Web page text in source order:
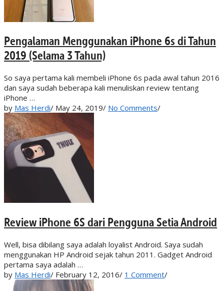
Pengalaman Menggunakan iPhone 6s di Tahun
2019 (Selama 3 Tahun)
So saya pertama kali membeli iPhone 6s pada awal tahun 2016
dan saya sudah beberapa kali menuliskan review tentang
iPhone …
by Mas Herdi/ May 24, 2019/ No Comments/
Review iPhone 6S dari Pengguna Setia Android
Well, bisa dibilang saya adalah loyalist Android. Saya sudah
menggunakan HP Android sejak tahun 2011. Gadget Android
pertama saya adalah …
by Mas Herdi/ February 12, 2016/ 1 Comment/